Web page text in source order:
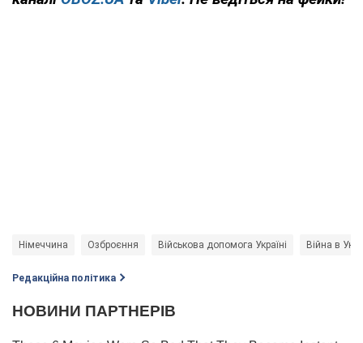
Німеччина Озброєння Військова допомога Україні Війна в
Редакційна політика